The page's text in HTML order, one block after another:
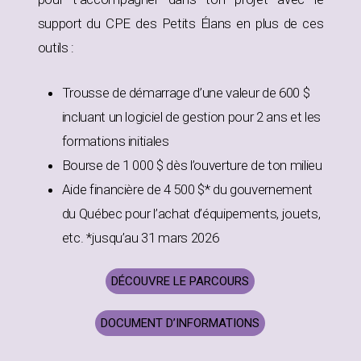
support du CPE des Petits Élans en plus de ces
outils :
Trousse de démarrage d’une valeur de 600 $
incluant un logiciel de gestion pour 2 ans et les
formations initiales
Bourse de 1 000 $ dès l’ouverture de ton milieu
Aide financière de 4 500 $* du gouvernement
du Québec pour l’achat d’équipements, jouets,
etc. *jusqu’au 31 mars 2026
DÉCOUVRE LE PARCOURS
DOCUMENT D’INFORMATIONS